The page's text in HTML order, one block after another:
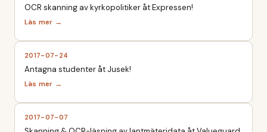
OCR skanning av kyrkopolitiker åt Expressen!
2017-07-24
Antagna studenter åt Jusek!
2017-07-07